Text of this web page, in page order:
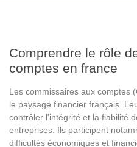
Comprendre le rôle
comptes en france
Les commissaires aux comptes
le paysage financier français.
contrôler l'intégrité et la fiabilité
entreprises. Ils participent
difficultés économiques et